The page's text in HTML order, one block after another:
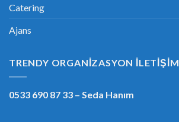
Catering
Ajans
TRENDY ORGANIZASYON İLETIŞIM
0533 690 87 33 – Seda Hanım